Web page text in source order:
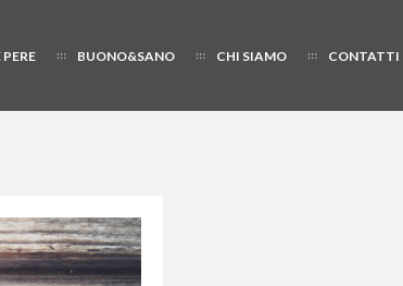
BUONO&SANO CHI SIAMO CONTATTI